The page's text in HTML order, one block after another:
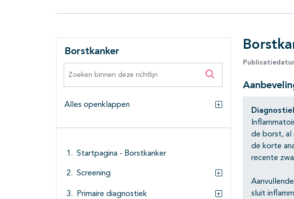
Borstkanker
Zoeken binnen deze
Alles openklappen
Alles openklappen
Startpagina - Borstkanker
Screening
Subpagina's open-
Primaire diagnostiek
de borst, al
de korte
recente
sluit